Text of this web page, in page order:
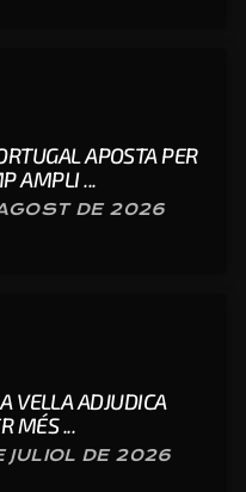
APOSTA PER
AMPLI ...
DE 2026
VELLA ADJUDICA
MÉS ...
JULIOL DE 2026